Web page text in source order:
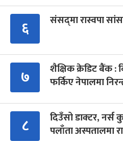
६ संसद्‍मा रास्वपा
७
शैक्षिक क्रेडिट बैंक :
फर्किए नेपालमा
८
दिउँसो डाक्टर,
पलाँता अस्पतालमा